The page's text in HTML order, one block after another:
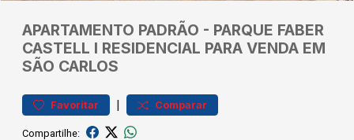
APARTAMENTO PADRÃO - PARQUE FABER
CASTELL I RESIDENCIAL PARA VENDA EM
SÃO CARLOS
Favoritar | Comparar
Compartilhe: